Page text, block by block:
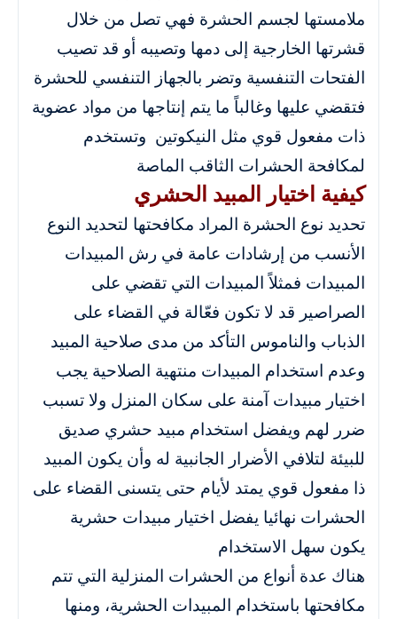
ملامستها لجسم الحشرة فهي تصل من خلال
قشرتها الخارجية إلى دمها وتصيبه أو قد تصيب
الفتحات التنفسية وتضر بالجهاز التنفسي للحشرة
فتقضي عليها وغالباً ما يتم إنتاجها من مواد عضوية
ذات مفعول قوي مثل النيكوتين وتستخدم
لمكافحة الحشرات الثاقب الماصة
كيفية اختيار المبيد الحشري
تحديد نوع الحشرة المراد مكافحتها لتحديد النوع
الأنسب من إرشادات عامة في رش المبيدات
المبيدات فمثلاً المبيدات التي تقضي على
الصراصير قد لا تكون فعّالة في القضاء على
الذباب والناموس التأكد من مدى صلاحية المبيد
وعدم استخدام المبيدات منتهية الصلاحية يجب
اختيار مبيدات آمنة على سكان المنزل ولا تسبب
ضرر لهم ويفضل استخدام مبيد حشري صديق
للبيئة لتلافي الأضرار الجانبية له وأن يكون المبيد
ذا مفعول قوي يمتد لأيام حتى يتسنى القضاء على
الحشرات نهائيا يفضل اختيار مبيدات حشرية
يكون سهل الاستخدام
هناك عدة أنواع من الحشرات المنزلية التي تتم
مكافحتها باستخدام المبيدات الحشرية، ومنها